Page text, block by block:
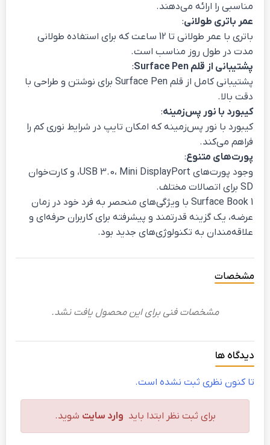
مناسبی را ارائه می‌دهند.
عمر باتری طولانی:
باتری با عمر طولانی تا 12 ساعت که برای استفاده طولانی
مدت در طول روز مناسب است.
پشتیبانی از قلم Surface Pen
:
پشتیبانی کامل از قلم Surface Pen برای نوشتن و طراحی با
دقت بالا.
کیبورد با نور پس‌زمینه:
کیبورد با نور پس‌زمینه که امکان تایپ در شرایط نوری کم را
فراهم می‌کند.
پورت‌های متنوع:
وجود پورت‌های USB 3.0، Mini DisplayPort، و کارت‌خوان
SD برای اتصالات مختلف.
Surface Book 1 با ویژگی‌های منحصر به فرد خود در زمان
عرضه، یک گزینه قدرتمند و پیشرفته برای کاربران حرفه‌ای و
علاقه‌مندان به تکنولوژی‌های جدید بود.
مشخصات
مشخصات فنی برای این محصول یافت نشد.
دیدگاه ها
تا کنون نظری ثبت نشده است.
برای ثبت نظر ابتدا باید وارد سایت شوید.